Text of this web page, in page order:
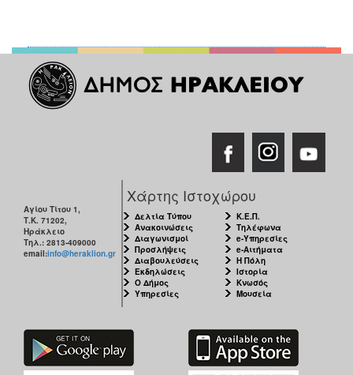
Αγίου Τίτου 1,
Τ.Κ. 71202,
Ηράκλειο
Τηλ.: 2813-409000
email:info@heraklion.gr
Χάρτης Ιστοχώρου
Δελτία Τύπου
Ανακοινώσεις
Διαγωνισμοί
Προσλήψεις
Διαβουλεύσεις
Εκδηλώσεις
Ο Δήμος
Υπηρεσίες
Κ.Ε.Π.
Τηλέφωνα
e-Υπηρεσίες
e-Αιτήματα
Η Πόλη
Ιστορία
Κνωσός
Μουσεία